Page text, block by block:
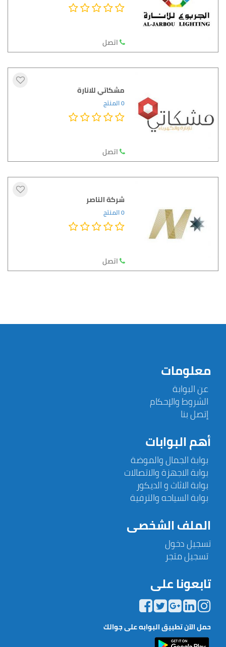
اتصل
مشكاتي للانارة
0 المنتج
اتصل
شركة الناصر
0 المنتج
اتصل
معلومات
عن البوابة
الشروط والإحكام
إتصل بنا
أهم البوابات
بوابة الجمال والموضة
بوابة الاجهزة والاتصالات
بوابة الاثاث و الديكور
بوابة السياحه والترفية
الملف الشخصى
تسجيل دخول
تسجيل متجر
تابعونا على
حمل الآن تطبيق البوابه على جوالك